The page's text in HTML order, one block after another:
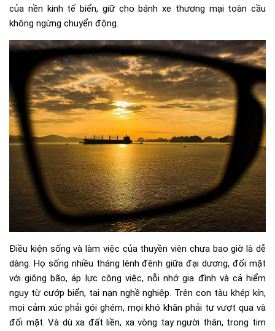
của nền kinh tế biển, giữ cho bánh xe thương mại toàn cầu
không ngừng chuyển động.
Điều kiện sống và làm việc của thuyền viên chưa bao giờ là dễ
dàng. Họ sống nhiều tháng lênh đênh giữa đại dương, đối mặt
với giông bão, áp lực công việc, nỗi nhớ gia đình và cả hiểm
nguy từ cướp biển, tai nạn nghề nghiệp. Trên con tàu khép kín,
mọi cảm xúc phải gói ghém, mọi khó khăn phải tự vượt qua và
đối mặt. Và dù xa đất liền, xa vòng tay người thân, trong tim